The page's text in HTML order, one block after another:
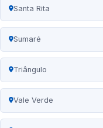
Santa Rita
Sumaré
Triângulo
Vale Verde